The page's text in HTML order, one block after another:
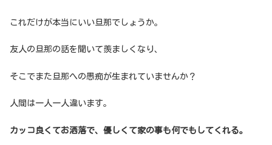
これだけが本当にいい旦那でしょうか。
友人の旦那の話を聞いて羨ましくなり、
そこでまた旦那への愚痴が生まれていませんか？
人間は一人一人違います。
カッコ良くてお洒落で、優しくて家の事も何でもしてくれる。